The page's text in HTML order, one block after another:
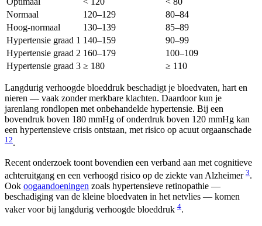
Normaal
120–129
80–84
Hoog-normaal
130–139
85–89
Hypertensie graad 1 140–159
90–99
Hypertensie graad 2 160–179
100–109
Hypertensie graad 3 ≥ 180 ≥ 110
Langdurig verhoogde bloeddruk beschadigt je bloedvaten, hart en
nieren — vaak zonder merkbare klachten. Daardoor kun je
jarenlang rondlopen met onbehandelde hypertensie. Bij een
bovendruk boven 180 mmHg of onderdruk boven 120 mmHg kan
een hypertensieve crisis ontstaan, met risico op acuut orgaanschade
1 2.
Recent onderzoek toont bovendien een verband aan met cognitieve
achteruitgang en een verhoogd risico op de ziekte van Alzheimer 3.
Ook oogaandoeningen zoals hypertensieve retinopathie —
beschadiging van de kleine bloedvaten in het netvlies — komen
vaker voor bij langdurig verhoogde bloeddruk 4.